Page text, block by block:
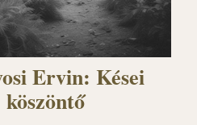
Ervin: Kései
köszöntő